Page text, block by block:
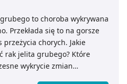
to choroba wykrywana
Przekłada się to na gorsze
chorych. Jakie
rak jelita grubego? Które
wykrycie zmian